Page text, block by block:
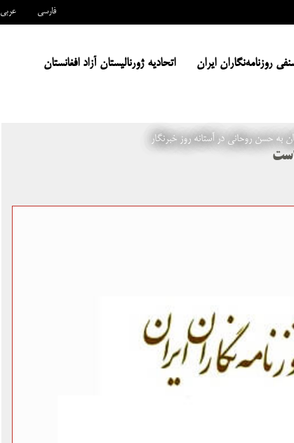
عربی فارسی
روزنامه‌نگاران ایران اتحادیه ژورنالیستان آزاد افغانستان
به حسن روحانی در آستانه روز خبرنگار